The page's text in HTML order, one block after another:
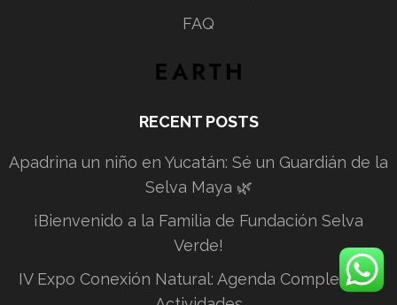
FAQ
RECENT POSTS
Apadrina un niño en Yucatán: Sé un Guardián de la
Selva Maya 🌿
¡Bienvenido a la Familia de Fundación Selva
Verde!
IV Expo Conexión Natural: Agenda Completa de